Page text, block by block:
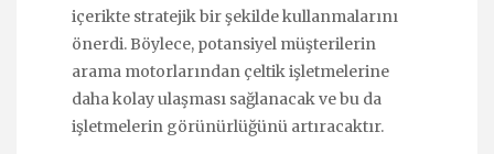
içerikte stratejik bir şekilde kullanmalarını
önerdi. Böylece, potansiyel müşterilerin
arama motorlarından çeltik işletmelerine
daha kolay ulaşması sağlanacak ve bu da
işletmelerin görünürlüğünü artıracaktır.